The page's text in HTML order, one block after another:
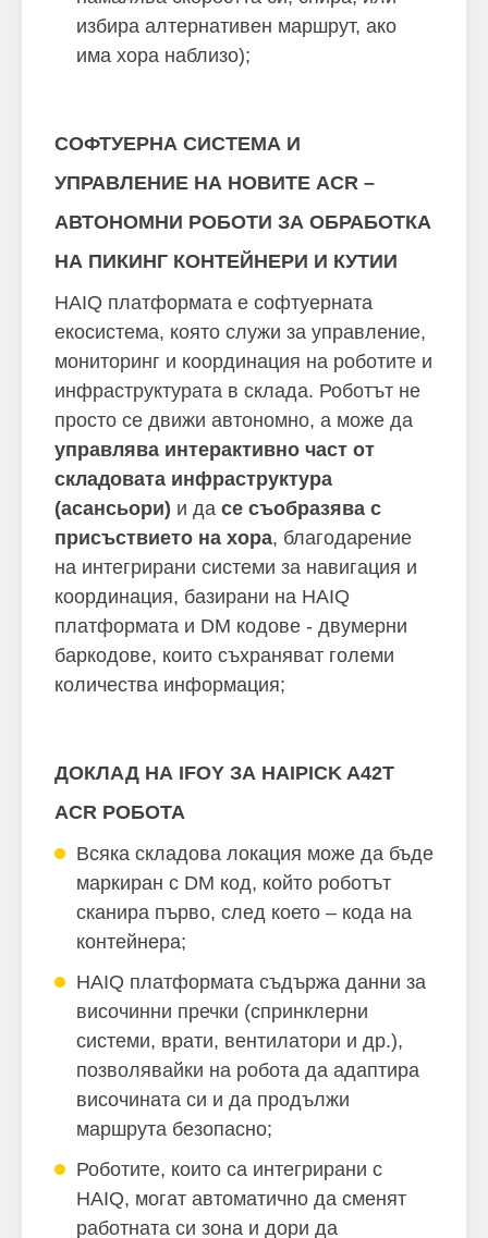
избира алтернативен маршрут, ако
има хора наблизо);
СОФТУЕРНА СИСТЕМА И
УПРАВЛЕНИЕ НА НОВИТЕ ACR –
АВТОНОМНИ РОБОТИ ЗА ОБРАБОТКА
НА ПИКИНГ КОНТЕЙНЕРИ И КУТИИ
HAIQ платформaта е софтуерната
екосистема, която служи за управление,
мониторинг и координация на роботите и
инфраструктурата в склада. Роботът не
просто се движи автономно, а може да
управлява интерактивно част от
складовата инфраструктура
(асансьори) и да се съобразява с
присъствието на хора, благодарение
на интегрирани системи за навигация и
координация, базирани на HAIQ
платформата и DM кодове - двумерни
баркодове, които съхраняват големи
количества информация;
ДОКЛАД НА IFOY ЗА HAIPICK A42T
ACR РОБОТА
Всяка складова локация може да бъде
маркиран с DM код, който роботът
сканира първо, след което – кода на
контейнера;
HAIQ платформата съдържа данни за
височинни пречки (спринклерни
системи, врати, вентилатори и др.),
позволявайки на робота да адаптира
височината си и да продължи
маршрута безопасно;
Роботите, които са интегрирани с
HAIQ, могат автоматично да сменят
работната си зона и дори да